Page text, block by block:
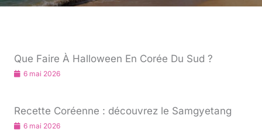
Que Faire À Halloween En Corée Du Sud ?
6 mai 2026
Recette Coréenne : découvrez le Samgyetang
6 mai 2026